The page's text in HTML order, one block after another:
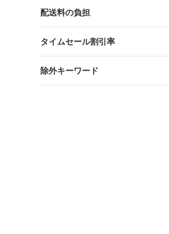
配送料の負担
タイムセール割引率
除外キーワード